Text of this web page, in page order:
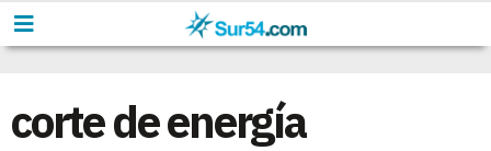
corte de energía